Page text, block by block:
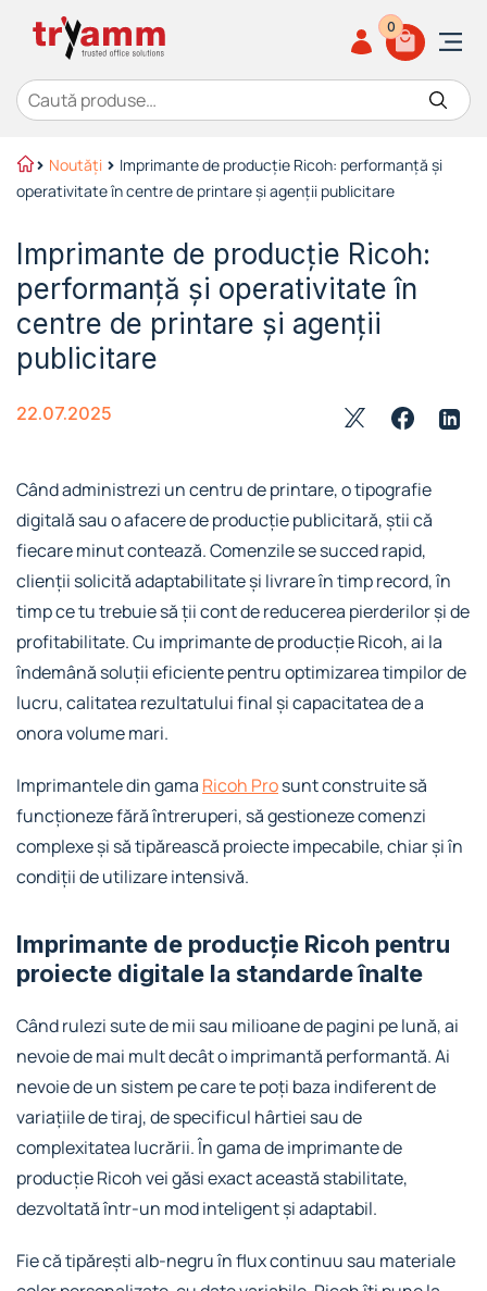
Caută după:
0
Noutăți
Imprimante de producție Ricoh: performanță și
operativitate în centre de printare și agenții publicitare
Imprimante de producție Ricoh:
performanță și operativitate în
centre de printare și agenții
publicitare
22.07.2025
Când administrezi un centru de printare, o tipografie
digitală sau o afacere de producție publicitară, știi că
fiecare minut contează. Comenzile se succed rapid,
clienții solicită adaptabilitate și livrare în timp record, în
timp ce tu trebuie să ții cont de reducerea pierderilor și de
profitabilitate. Cu imprimante de producție Ricoh, ai la
îndemână soluții eficiente pentru optimizarea timpilor de
lucru, calitatea rezultatului final și capacitatea de a
onora volume mari.
Imprimantele din gama Ricoh Prosunt construite să
funcționeze fără întreruperi, să gestioneze comenzi
complexe și să tipărească proiecte impecabile, chiar și în
condiții de utilizare intensivă.
Imprimante de producție Ricoh pentru
proiecte digitale la standarde înalte
Când rulezi sute de mii sau milioane de pagini pe lună, ai
nevoie de mai mult decât o imprimantă performantă. Ai
nevoie de un sistem pe care te poți baza indiferent de
variațiile de tiraj, de specificul hârtiei sau de
complexitatea lucrării. În gama de imprimante de
producție Ricoh vei găsi exact această stabilitate,
dezvoltată într-un mod inteligent și adaptabil.
Fie că tipărești alb-negru în flux continuu sau materiale